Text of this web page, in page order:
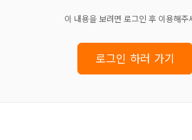
이 내용을 보려면 로그인 후 이용해주
로그인 하러 가기